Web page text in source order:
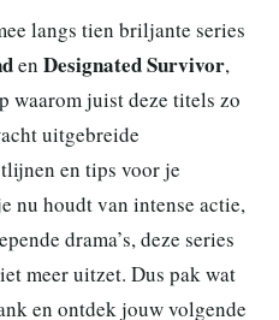
langs tien briljante series
en Designated Survivor,
waarom juist deze titels zo
uitgebreide
en tips voor je
nu houdt van intense actie,
drama’s, deze series
meer uitzet. Dus pak wat
en ontdek jouw volgende